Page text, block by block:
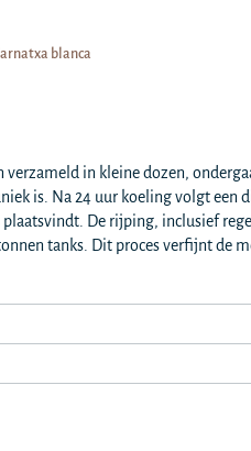
blanca
in kleine dozen,
is. Na 24 uur koeling volgt
De rijping, inclusief
tanks. Dit proces verfijnt de